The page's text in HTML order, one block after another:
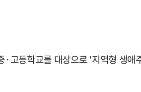
고등학교를 대상으로 '지역형 생